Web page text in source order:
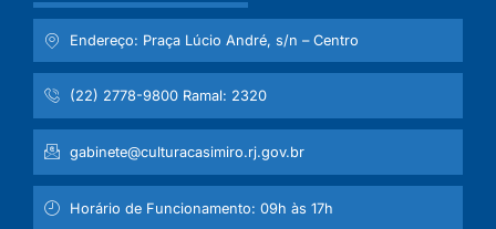
Endereço: Praça Lúcio André, s/n – Centro
(22) 2778-9800 Ramal: 2320
gabinete@culturacasimiro.rj.gov.br
Horário de Funcionamento: 09h às 17h